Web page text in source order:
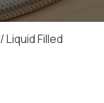
/ Liquid Filled